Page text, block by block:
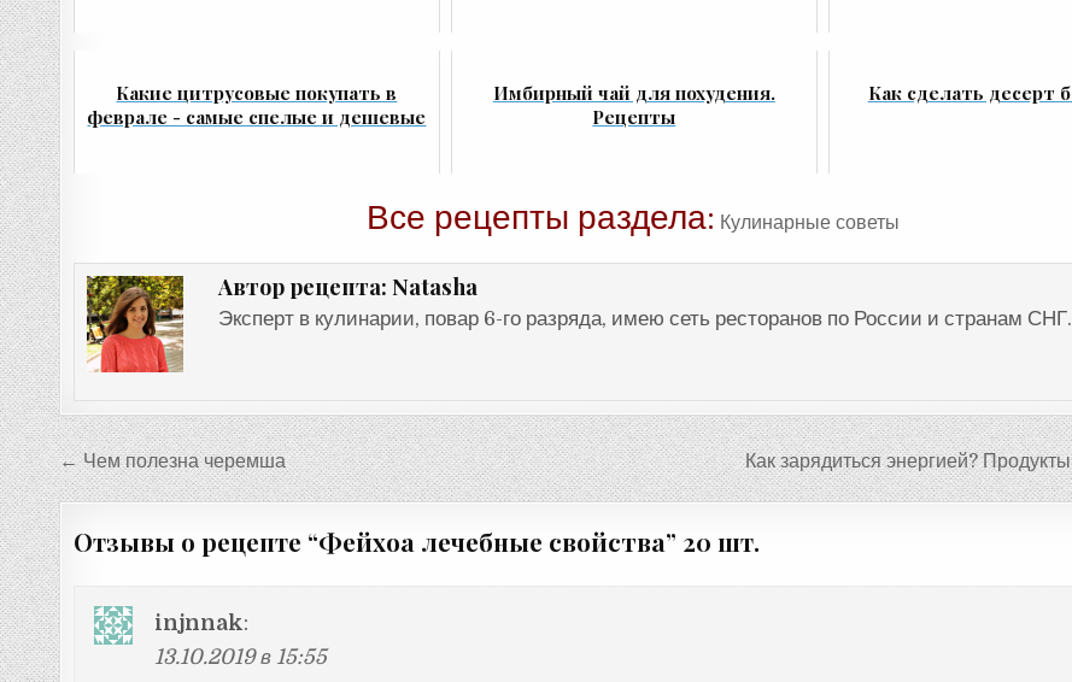
Какие цитрусовые покупать в
феврале - самые спелые и дешевые
Имбирный чай для похудения.
Рецепты
Как сделать десерт
Все рецепты раздела: Кулинарные советы
Автор рецепта: Natasha
Эксперт в кулинарии, повар 6-го разряда, имею сеть ресторанов по России и странам СНГ.
Навигация
по
записям
← Чем полезна черемша Как зарядиться энергией?
Отзывы о рецепте “Фейхоа лечебные свойства” 20 шт.
injnnak:
13.10.2019 в 15:55